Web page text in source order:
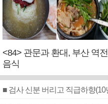
<84> 관문과 환대, 부산 역전
음식